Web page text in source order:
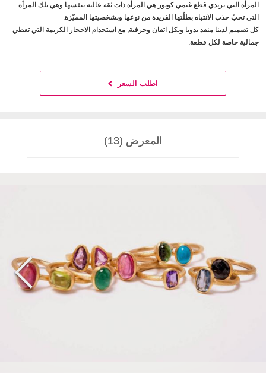
المرأة التي ترتدي قطع غيمي كوتور هي المرأة ذات ثقة عالية بنفسها وهي تلك المرأة
التي تحبّ جذب الانتباه بطلّتها الفريدة من نوعها وبشخصيتها المميّزة.
كل تصميم لدينا منفذ يدويا وبكل اتقان وحرفية, مع استخدام الاحجار الكريمة التي تعطي
جمالية خاصة لكل قطعة.
اطلب السعر
المعرض (13)